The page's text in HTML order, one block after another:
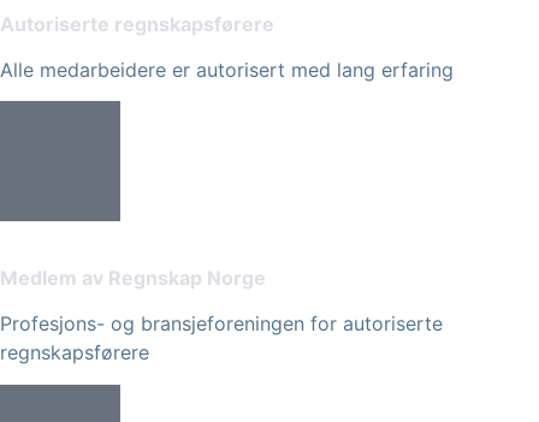
Autoriserte regnskapsførere
Alle medarbeidere er autorisert med lang erfaring
Medlem av Regnskap Norge
Profesjons- og bransjeforeningen for autoriserte
regnskapsførere